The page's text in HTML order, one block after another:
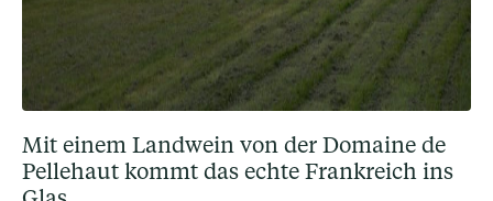
Mit einem Landwein von der Domaine de
Pellehaut kommt das echte Frankreich ins